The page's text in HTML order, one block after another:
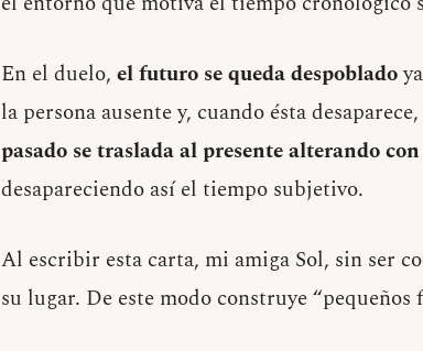
En el duelo, el futuro se queda despoblado
la persona ausente y, cuando ésta
pasado se traslada al presente alterando
desapareciendo así el tiempo subjetivo.
Al escribir esta carta, mi amiga Sol, sin ser
su lugar. De este modo construye